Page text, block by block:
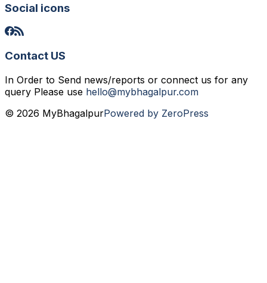
Social icons
Contact US
In Order to Send news/reports or connect us for any
query Please use hello@mybhagalpur.com
© 2026 MyBhagalpurPowered by ZeroPress